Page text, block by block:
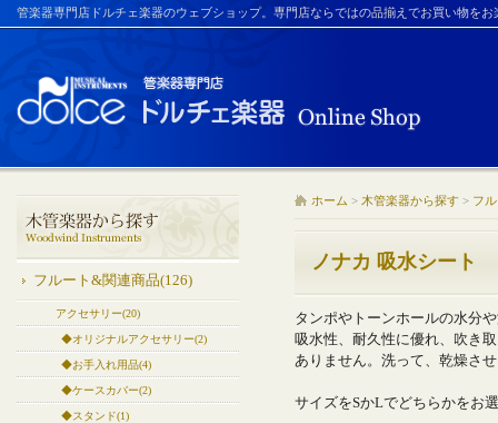
管楽器専門店ドルチェ楽器のウェブショップ。専門店ならではの品揃えでお買い物を
フルート&関連商品(126)
アクセサリー(20)
◆オリジナルアクセサリー(2)
◆お手入れ用品(4)
◆ケースカバー(2)
◆スタンド(1)
ホーム > 木管楽器から探す > フ
ノナカ 吸水シート
タンポやトーンホールの水分
吸水性、耐久性に優れ、吹き
ありません。洗って、乾燥さ
サイズをSかLでどちらかをお